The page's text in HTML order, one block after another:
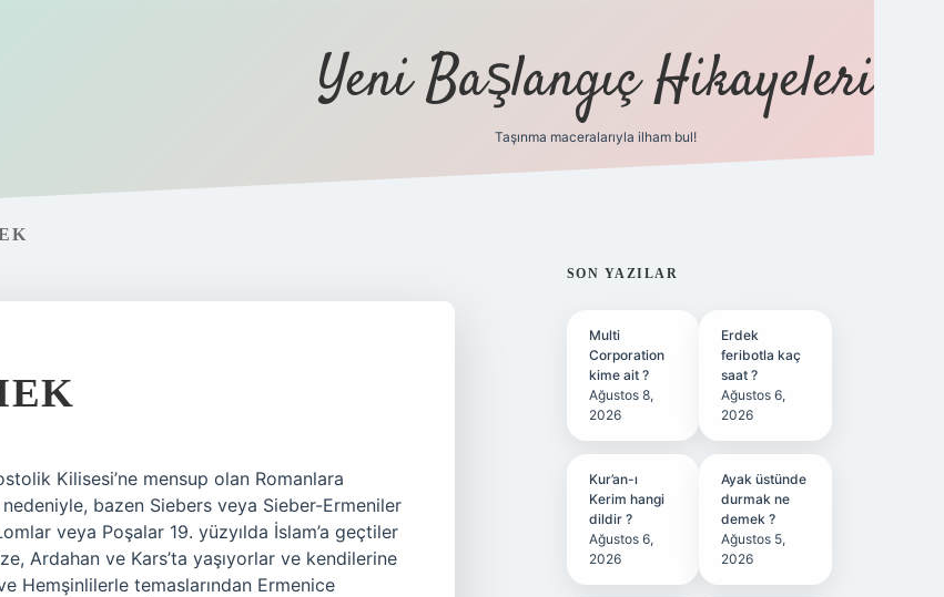
Yeni Başlangıç Hikayeleri
Taşınma maceralarıyla ilham bul!
Kilisesi’ne mensup olan Romanlara
bazen Siebers veya Sieber-Ermeniler
veya Poşalar 19. yüzyılda İslam’a geçtiler
Ardahan ve Kars’ta yaşıyorlar ve kendilerine
Hemşinlilerle temaslarından Ermenice
SIDEBAR
SON YAZILAR
Multi
Corporation
kime ait ?
Ağustos 8,
2026
Erdek
feribotla kaç
saat ?
Ağustos 6,
2026
Kur’an-ı
Kerim hangi
dildir ?
Ağustos 6,
2026
Ayak üstünde
durmak ne
demek ?
Ağustos 5,
2026